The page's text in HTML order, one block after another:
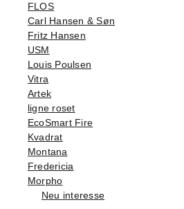
FLOS
Carl Hansen & Søn
Fritz Hansen
USM
Louis Poulsen
Vitra
Artek
ligne roset
EcoSmart Fire
Kvadrat
Montana
Fredericia
Morpho
Neu interesse